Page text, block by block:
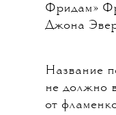
Фридам»
Джона
Название
не должно
от